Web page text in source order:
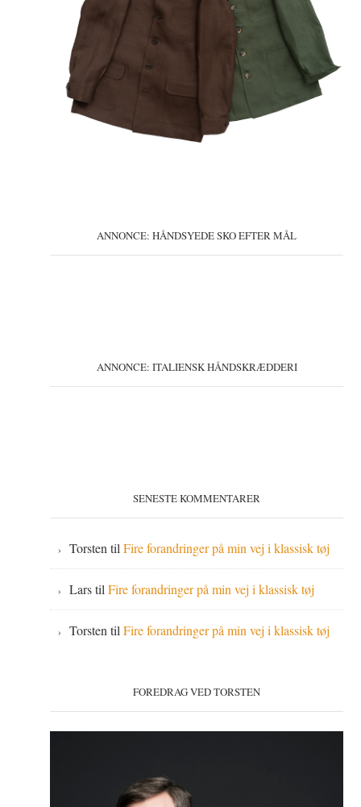
ANNONCE: HÅNDSYEDE SKO EFTER MÅL
ANNONCE: ITALIENSK HÅNDSKRÆDDERI
SENESTE KOMMENTARER
Torsten tilFire forandringer på min vej i klassisk tøj
LarstilFire forandringer på min vej i klassisk tøj
Torsten tilFire forandringer på min vej i klassisk tøj
FOREDRAG VED TORSTEN